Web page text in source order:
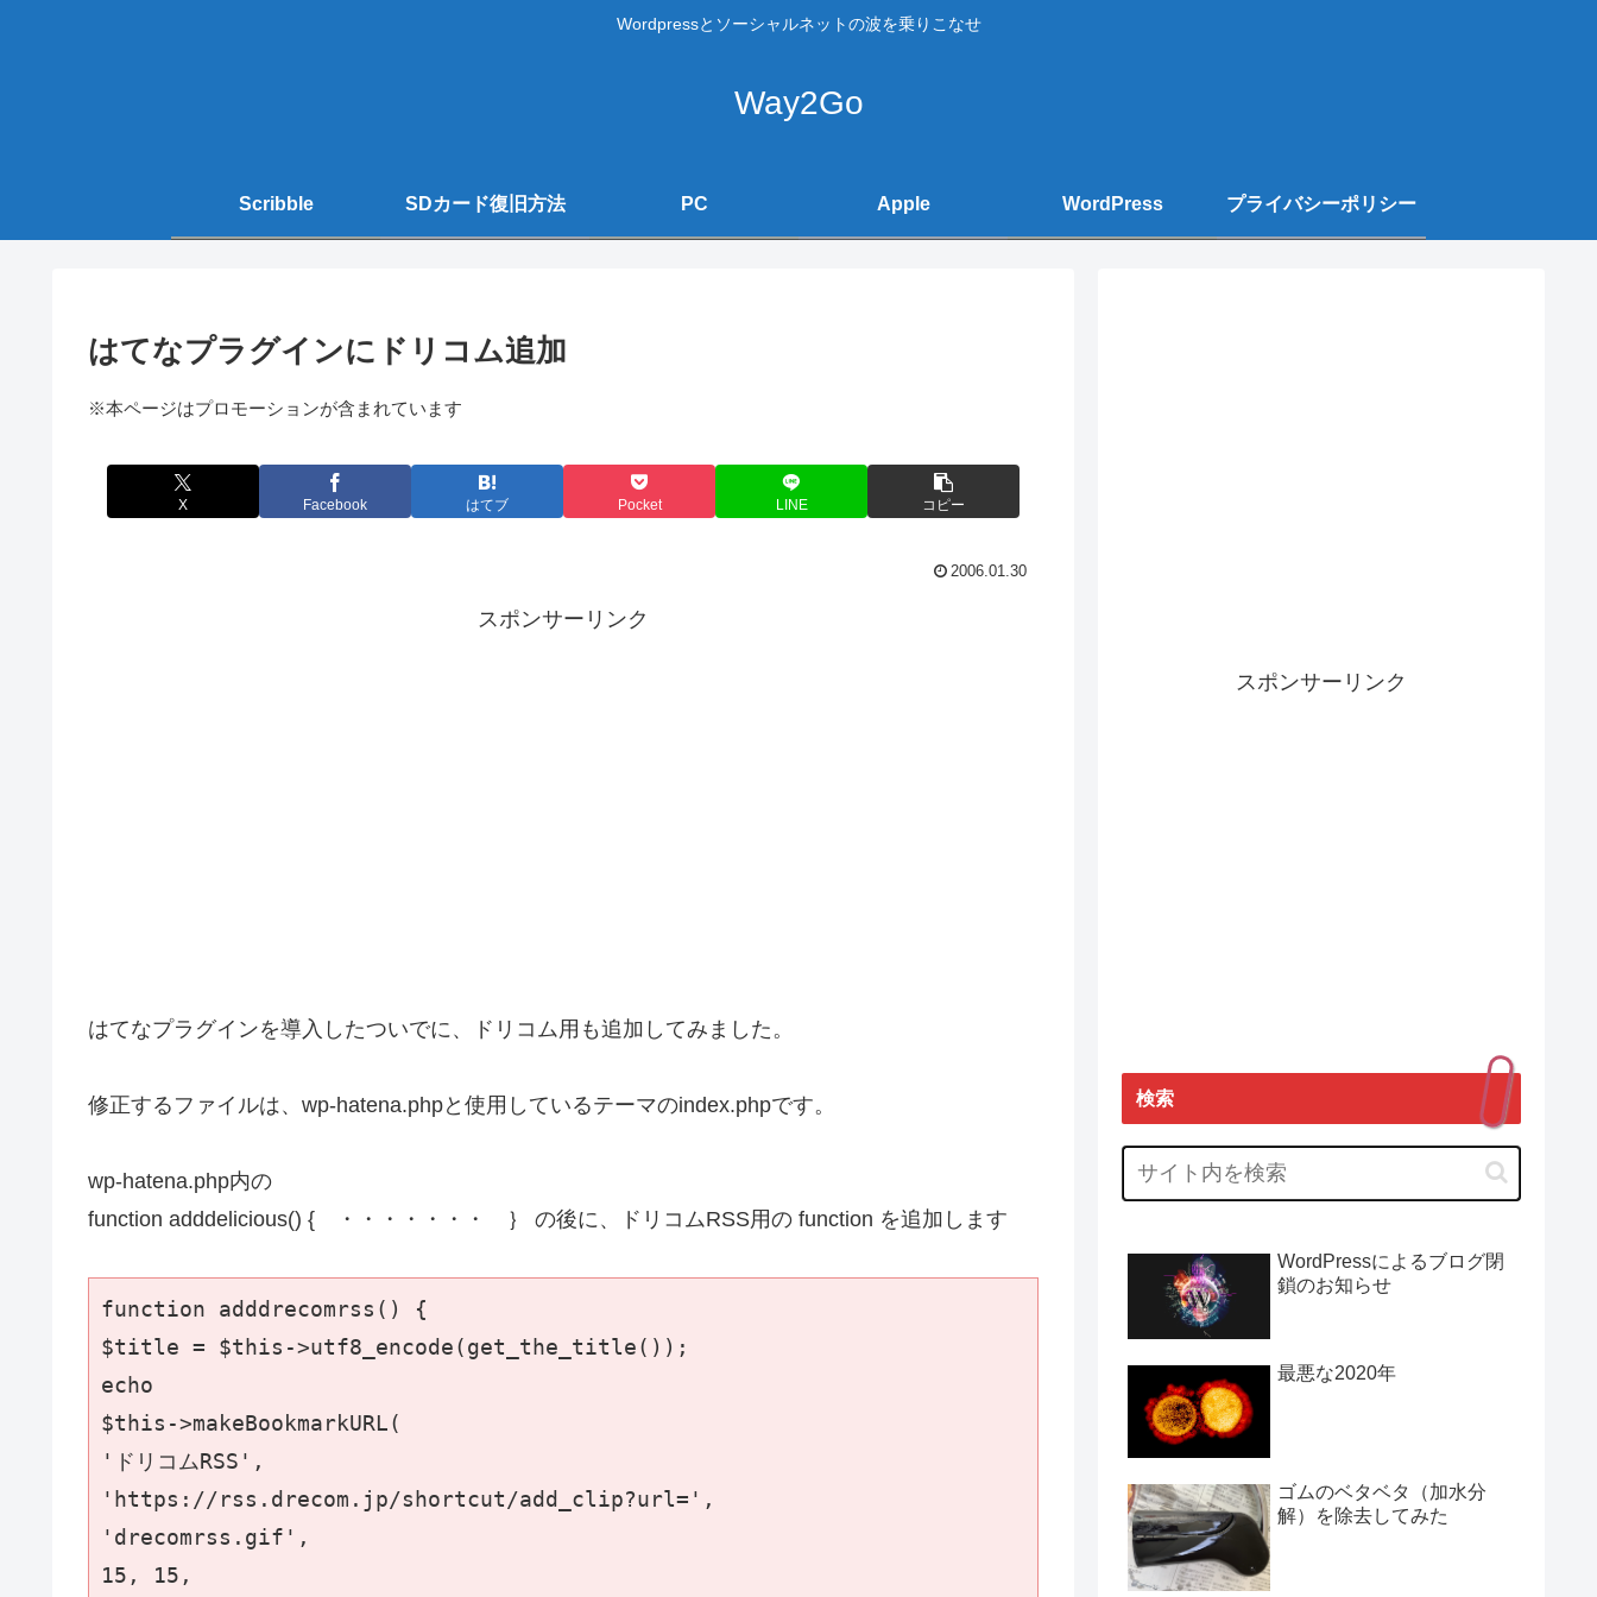
Wordpressとソーシャルネットの波を乗りこなせ
Way2Go
Scribble SDカード復旧方法 PC Apple WordPress プライバシーポリシー
はてなプラグインにドリコム追加
※本ページはプロモーションが含まれています
X Facebook はてブ Pocket LINE コピー
2006.01.30
スポンサーリンク
はてなプラグインを導入したついでに、ドリコム用も追加してみました。
修正するファイルは、wp-hatena.phpと使用しているテーマのindex.phpです。
wp-hatena.php内の
function adddelicious() { ・・・・・・・ ｝ の後に、ドリコムRSS用の function を追加します
function adddrecomrss() {
$title = $this->utf8_encode(get_the_title());
echo
$this->makeBookmarkURL(
'ドリコムRSS',
'https://rss.drecom.jp/shortcut/add_clip?url=',
'drecomrss.gif',
15, 15,
スポンサーリンク
検索
WordPressによるブログ閉
鎖のお知らせ
最悪な2020年
ゴムのベタベタ（加水分
解）を除去してみた